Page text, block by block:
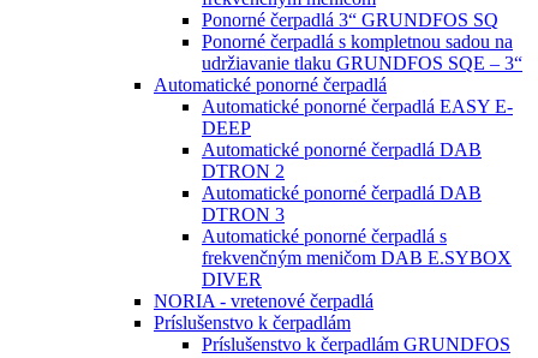
Ponorné čerpadlá 3“ GRUNDFOS SQ
Ponorné čerpadlá s kompletnou sadou na
udržiavanie tlaku GRUNDFOS SQE – 3“
Automatické ponorné čerpadlá
Automatické ponorné čerpadlá EASY E-
DEEP
Automatické ponorné čerpadlá DAB
DTRON 2
Automatické ponorné čerpadlá DAB
DTRON 3
Automatické ponorné čerpadlá s
frekvenčným meničom DAB E.SYBOX
DIVER
NORIA - vretenové čerpadlá
Príslušenstvo k čerpadlám
Príslušenstvo k čerpadlám GRUNDFOS